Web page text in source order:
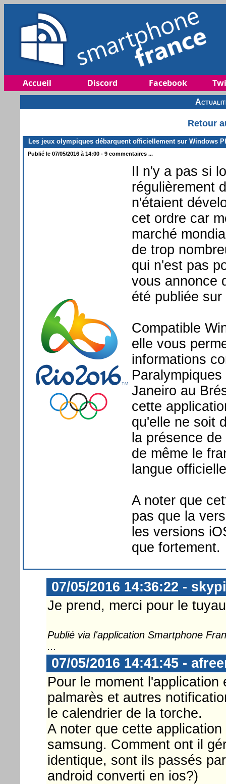
Accueil Discord Facebook
Retour
Les jeux olympiques débarquent officiellement sur Windows
Publié le 07/05/2016 à 14:00 - 9 commentaires ...
Il n'y a pas si
régulièrement
n'étaient
cet ordre car
marché
de trop
qui n'est pas
vous annonce
été publiée
Compatible
elle vous
informations
Janeiro au
cette
qu'elle ne soit
la présence
de même le
langue
A noter que
pas que la
les versions
que fortement.
07/05/2016 14:36:22 -
Je prend, merci pour le
Publié via l'application Smartphone
...
07/05/2016 14:41:45 -
Pour le moment
palmarès et autres
le calendrier de la torche.
A noter que cette
samsung. Comment ont il
identique, sont ils passés
android converti en ios?)